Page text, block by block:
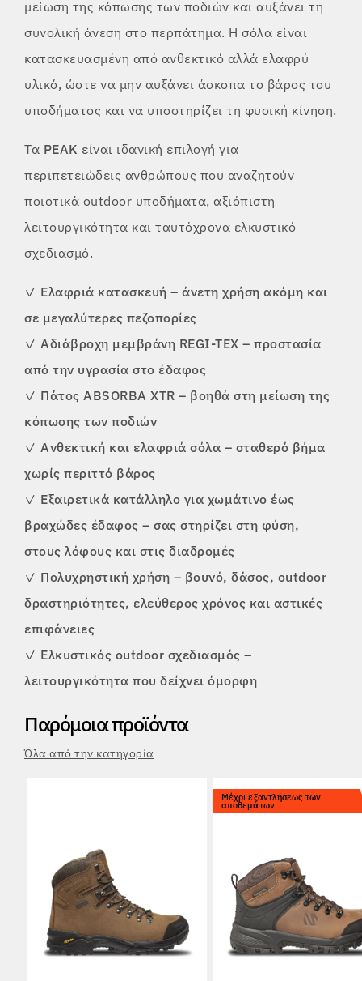
μείωση της κόπωσης των ποδιών και αυξάνει τη
συνολική άνεση στο περπάτημα. Η σόλα είναι
κατασκευασμένη από ανθεκτικό αλλά ελαφρύ
υλικό, ώστε να μην αυξάνει άσκοπα το βάρος του
υποδήματος και να υποστηρίζει τη φυσική κίνηση.
Τα PEAK είναι ιδανική επιλογή για
περιπετειώδεις ανθρώπους που αναζητούν
ποιοτικά outdoor υποδήματα, αξιόπιστη
λειτουργικότητα και ταυτόχρονα ελκυστικό
σχεδιασμό.
✓ Ελαφριά κατασκευή – άνετη χρήση ακόμη και
σε μεγαλύτερες πεζοπορίες
✓ Αδιάβροχη μεμβράνη REGI-TEX – προστασία
από την υγρασία στο έδαφος
✓ Πάτος ABSORBA XTR – βοηθά στη μείωση της
κόπωσης των ποδιών
✓ Ανθεκτική και ελαφριά σόλα – σταθερό βήμα
χωρίς περιττό βάρος
✓ Εξαιρετικά κατάλληλο για χωμάτινο έως
βραχώδες έδαφος – σας στηρίζει στη φύση,
στους λόφους και στις διαδρομές
✓ Πολυχρηστική χρήση – βουνό, δάσος, outdoor
δραστηριότητες, ελεύθερος χρόνος και αστικές
επιφάνειες
✓ Ελκυστικός outdoor σχεδιασμός –
λειτουργικότητα που δείχνει όμορφη
Παρόμοια προϊόντα
Όλα από την κατηγορία
Μέχρι εξαντλήσεως των
αποθεμάτων